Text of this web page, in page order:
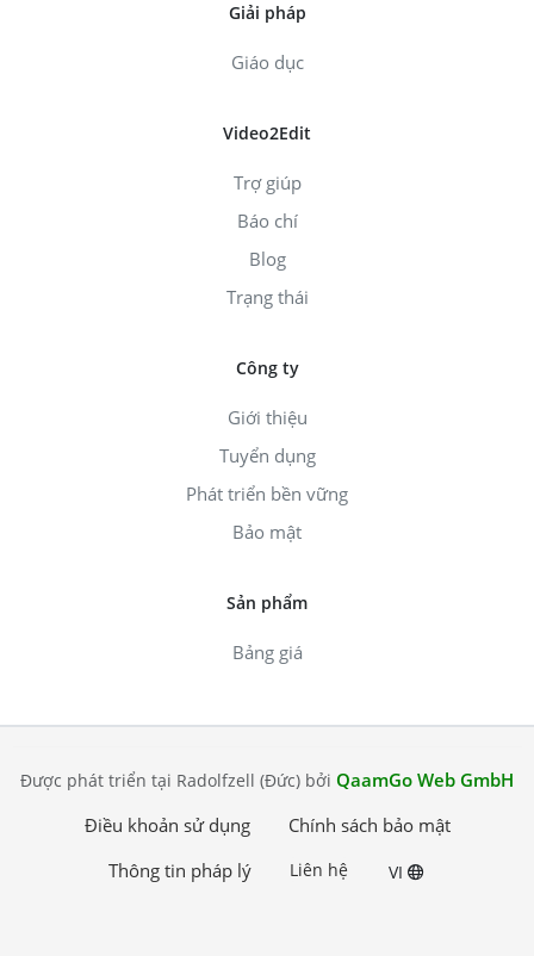
Giải pháp
Giáo dục
Video2Edit
Trợ giúp
Báo chí
Blog
Trạng thái
Công ty
Giới thiệu
Tuyển dụng
Phát triển bền vững
Bảo mật
Sản phẩm
Bảng giá
Được phát triển tại Radolfzell (Đức) bởi QaamGo Web GmbH
Điều khoản sử dụng
Chính sách bảo mật
Thông tin pháp lý
Liên hệ VI